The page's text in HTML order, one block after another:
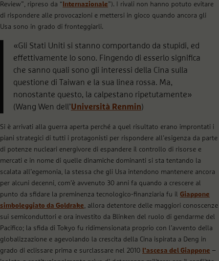
Review”, ripreso da “ Internazionale”). I rivali non hanno potuto evitare
di rispondere alle provocazioni e mettersi in gioco quando ancora gli
Usa sono in grado di fronteggiarli.
«Gli Stati Uniti si stanno comportando da stupidi, ed
effettivamente lo sono. Fingendo di esserlo significa
che sanno quali sono gli interessi della Cina sulla
questione di Taiwan e la sua linea rossa. Ma,
nonostante questo, la calpestano ripetutamente»
(Wang Wen dell’Università Renmin)
Si è arrivati alla guerra aperta perché a quel risultato erano improntati i
piani strategici di tutti i protagonisti per rispondere all’esigenza da parte
di potenze nucleari energivore di espandere il controllo di risorse e
mercati e in nome di quelle dinamiche dominanti si sta tentando la
scalata all’egemonia, la stessa che gli Usa intendono mantenere ancora
per alcuni decenni, com’è avvenuto 30 anni fa quando a crescere al
punto da sfidare la preminenza tecnologico-finanziaria fu il Giappone
simboleggiato da Goldrake, allora detentore delle maggiori conoscenze
sui semiconduttori e ora investito da Blinken del ruolo di gendarme del
Pacifico; la sfida di Tokyo fu ridimensionata proprio con l’avvento della
globalizzazione e agevolando la crescita della Cina ispirata a Deng in
grado di eclissare prima e surclassare nel 2010 l’ascesa del Giappone –